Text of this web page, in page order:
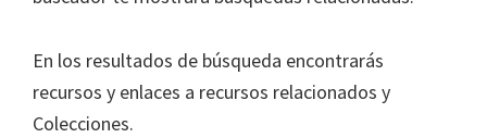
En los resultados de búsqueda encontrarás
recursos y enlaces a recursos relacionados y
Colecciones.